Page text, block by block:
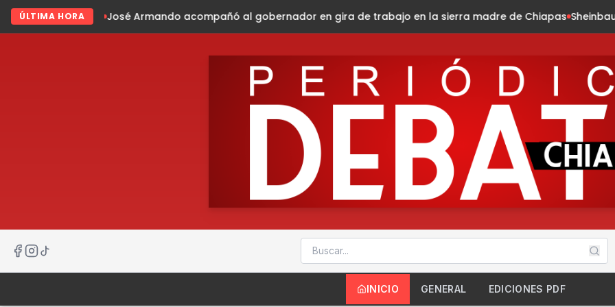
ÚLTIMA HORA
acompañó al gobernador en gira de trabajo en la sierra madre de Chiapas Sheinbaum presenta la Jornada
INICIO GENERAL EDICIONES PDF